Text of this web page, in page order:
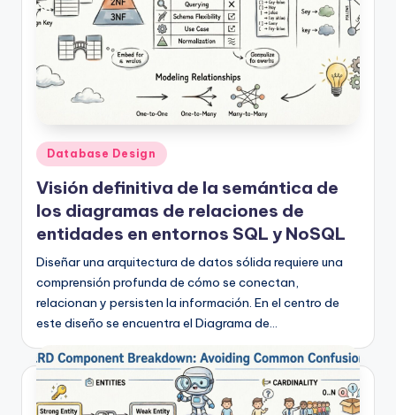
Publicado
en
Database Design
Visión definitiva de la semántica de
los diagramas de relaciones de
entidades en entornos SQL y NoSQL
Diseñar una arquitectura de datos sólida requiere una
comprensión profunda de cómo se conectan,
relacionan y persisten la información. En el centro de
este diseño se encuentra el Diagrama de…